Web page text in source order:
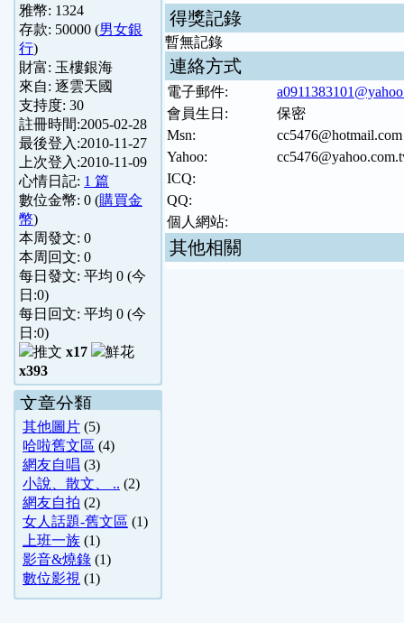
雅幣: 1324
存款: 50000 (男女銀
行)
財富: 玉樓銀海
來自: 逐雲天國
支持度: 30
註冊時間:2005-02-28
最後登入:2010-11-27
上次登入:2010-11-09
心情日記: 1 篇
數位金幣: 0 (購買金
幣)
本周發文: 0
本周回文: 0
每日發文: 平均 0 (今
日:0)
每日回文: 平均 0 (今
日:0)
x17
x393
文章分類
其他圖片 (5)
哈啦舊文區 (4)
網友自唱 (3)
小說、散文、 .. (2)
網友自拍 (2)
女人話題-舊文區 (1)
上班一族 (1)
影音&燒錄 (1)
數位影視 (1)
得獎記錄
暫無記錄
連絡方式
電子郵件:
會員生日:
保密
Msn:
cc5476@hotmail.com
Yahoo:
ICQ:
QQ:
個人網站:
其他相關